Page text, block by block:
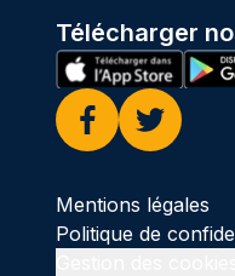
Télécharger
Facebook
Twitter
Mentions légales
Politique de